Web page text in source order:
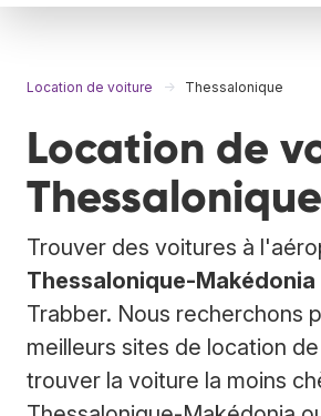
Location de voiture Thessalonique
Location de
Thessalonique
Trouver des voitures à
Thessalonique-Makédonia
Trabber. Nous recherchons
meilleurs sites de location
trouver la voiture la moins